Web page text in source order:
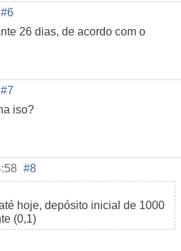
#6
26 dias, de acordo com o
#7
iso?
#8
hoje, depósito inicial de 1000
(0,1)